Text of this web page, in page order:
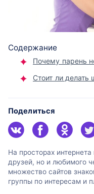
Содержание
Почему парень
Стоит ли делать
Поделиться
На просторах
друзей, но и любимого
множество сайтов
группы по интересам и